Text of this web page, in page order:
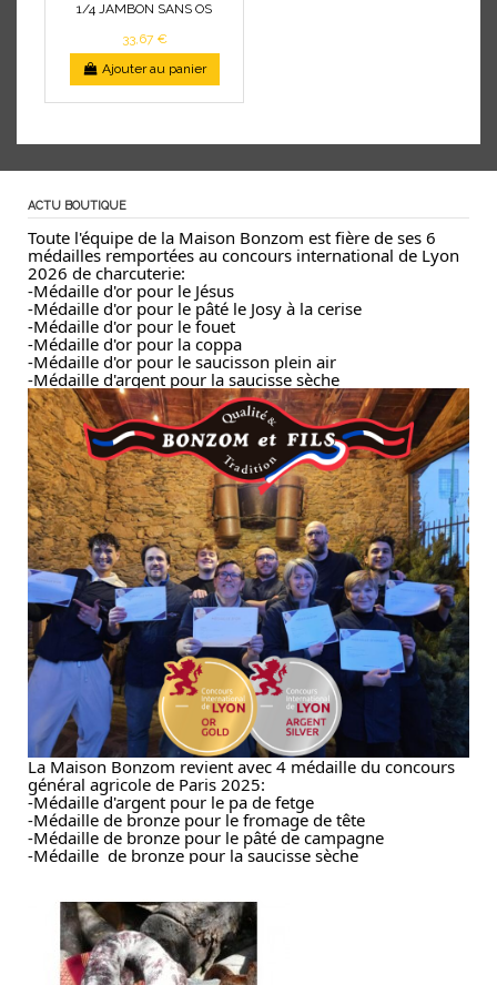
1/4 JAMBON SANS OS
33,67 €
Ajouter au panier
ACTU BOUTIQUE
Toute l'équipe de la Maison Bonzom est fière de ses 6
médailles remportées au concours international de Lyon
2026 de charcuterie:
-Médaille d'or pour le Jésus
-Médaille d'or pour le pâté le Josy à la cerise
-Médaille d'or pour le fouet
-Médaille d'or pour la coppa
-Médaille d'or pour le saucisson plein air
-Médaille d'argent pour la saucisse sèche
La Maison Bonzom revient avec 4 médaille du concours
général agricole de Paris 2025:
-Médaille d'argent pour le pa de fetge
-Médaille de bronze pour le fromage de tête
-Médaille de bronze pour le pâté de campagne
-Médaille de bronze pour la saucisse sèche